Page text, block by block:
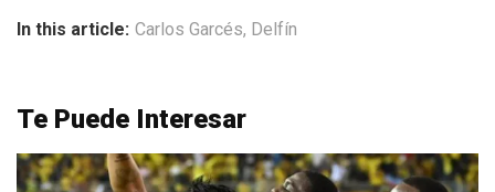
In this article: Carlos Garcés, Delfín
Te Puede Interesar